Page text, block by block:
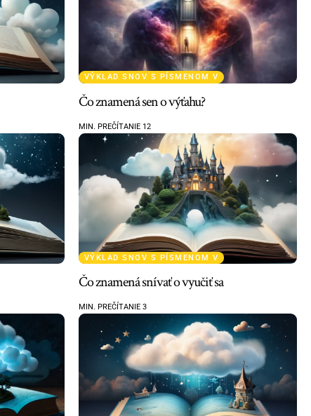
VÝKLAD SNOV S PÍSMENOM V
Čo znamená sen o výťahu?
MIN. PREČÍTANIE 12
VÝKLAD SNOV S PÍSMENOM V
Čo znamená snívať o vyučiť sa
MIN. PREČÍTANIE 3